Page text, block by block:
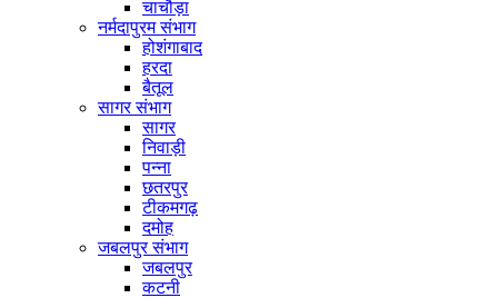
चाचौड़ा
नर्मदापुरम संभाग
होशंगाबाद
हरदा
बैतूल
सागर संभाग
सागर
निवाड़ी
पन्ना
छतरपुर
टीकमगढ़
दमोह
जबलपुर संभाग
जबलपुर
कटनी